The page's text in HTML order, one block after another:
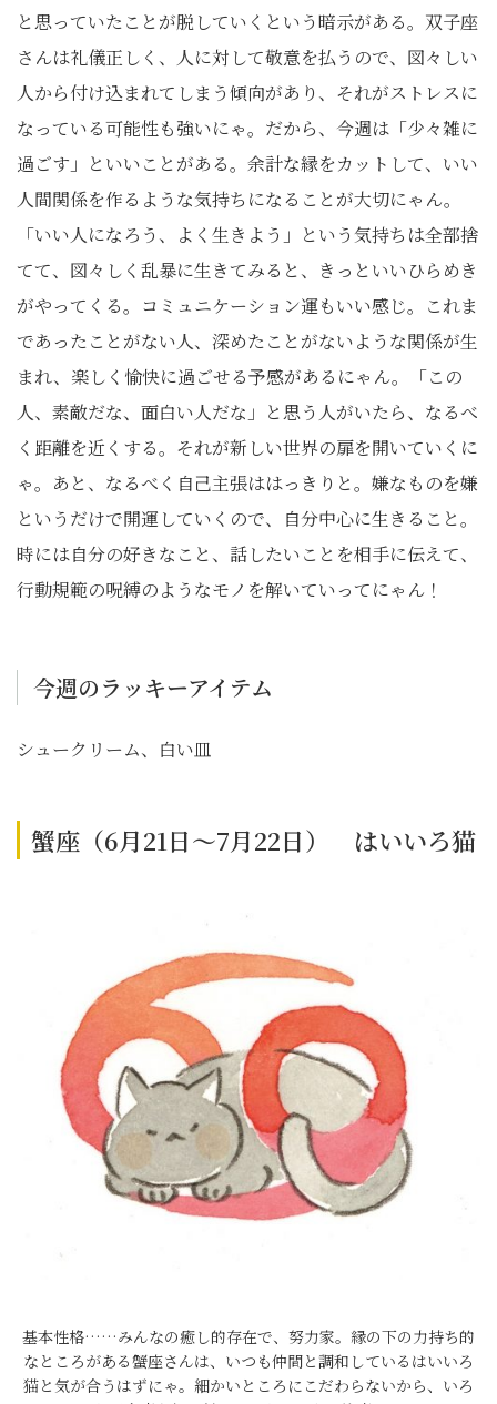
と思っていたことが脱していくという暗示がある。双子座
さんは礼儀正しく、人に対して敬意を払うので、図々しい
人から付け込まれてしまう傾向があり、それがストレスに
なっている可能性も強いにゃ。だから、今週は「少々雑に
過ごす」といいことがある。余計な縁をカットして、いい
人間関係を作るような気持ちになることが大切にゃん。
「いい人になろう、よく生きよう」という気持ちは全部捨
てて、図々しく乱暴に生きてみると、きっといいひらめき
がやってくる。コミュニケーション運もいい感じ。これま
であったことがない人、深めたことがないような関係が生
まれ、楽しく愉快に過ごせる予感があるにゃん。「この
人、素敵だな、面白い人だな」と思う人がいたら、なるべ
く距離を近くする。それが新しい世界の扉を開いていくに
ゃ。あと、なるべく自己主張ははっきりと。嫌なものを嫌
というだけで開運していくので、自分中心に生きること。
時には自分の好きなこと、話したいことを相手に伝えて、
行動規範の呪縛のようなモノを解いていってにゃん！
今週のラッキーアイテム
シュークリーム、白い皿
蟹座（6月21日～7月22日） はいいろ猫
基本性格……みんなの癒し的存在で、努力家。縁の下の力持ち的
なところがある蟹座さんは、いつも仲間と調和しているはいいろ
猫と気が合うはずにゃ。細かいところにこだわらないから、いろ